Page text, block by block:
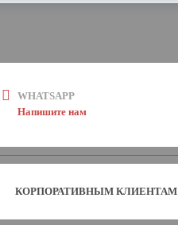
WHATSAPP
Напишите нам
КОРПОРАТИВНЫМ КЛИЕНТАМ